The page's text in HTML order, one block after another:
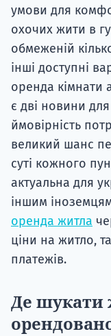
умови для
охочих жити в
обмеженій
інші доступні
оренда кімнати
є дві новини
ймовірність
великий шанс
суті кожного
актуальна для
іншим
оренда житла
ціни на житло,
платежів.
Де шукати